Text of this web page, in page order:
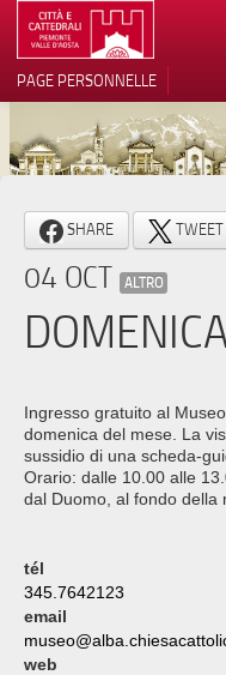
TERRITOIRE
ARCHITECTURE
MUSÉES
ITINÉRAIRES
EVÉNEMENTS
BÉNÉVOLES
CONTACTS
PRESS
PAGE PERSONNELLE
SHARE TWEET
04 OCT ALTRO
Ingresso gratuito al
domenica del mese. La
sussidio di una scheda-
Orario: dalle 10.00 alle
dal Duomo, al fondo della
tél
345.7642123
email
web
Notification lors
Vos